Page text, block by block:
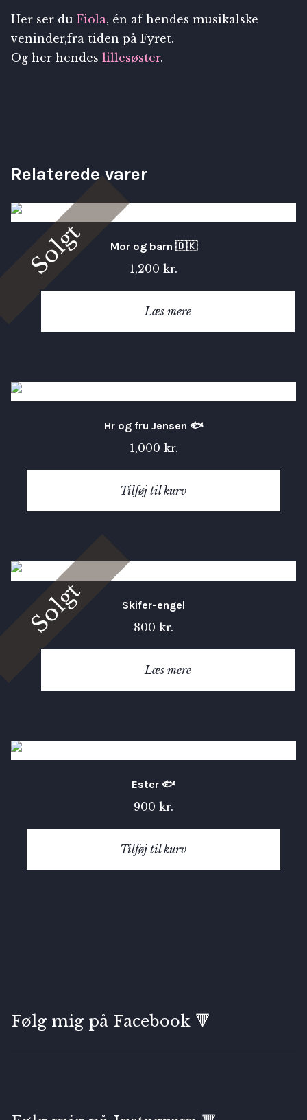
Her ser du Fiola, én af hendes musikalske
veninder,fra tiden på Fyret.
Og her hendes lillesøster.
Relaterede varer
Solgt Mor og barn 🇩🇰
1,200 kr.
Læs mere
Hr og fru Jensen 🐟
1,000 kr.
Tilføj til kurv
Solgt Skifer-engel
800 kr.
Læs mere
Ester 🐟
900 kr.
Tilføj til kurv
Følg mig på Facebook 🔻